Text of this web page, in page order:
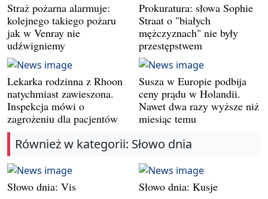
Straż pożarna alarmuje:
kolejnego takiego pożaru
jak w Venray nie
udźwigniemy
Prokuratura: słowa Sophie
Straat o "białych
mężczyznach" nie były
przestępstwem
Lekarka rodzinna z Rhoon
natychmiast zawieszona.
Inspekcja mówi o
zagrożeniu dla pacjentów
Susza w Europie podbija
ceny prądu w Holandii.
Nawet dwa razy wyższe niż
miesiąc temu
Również w kategorii: Słowo dnia
Słowo dnia: Vis Słowo dnia: Kusje